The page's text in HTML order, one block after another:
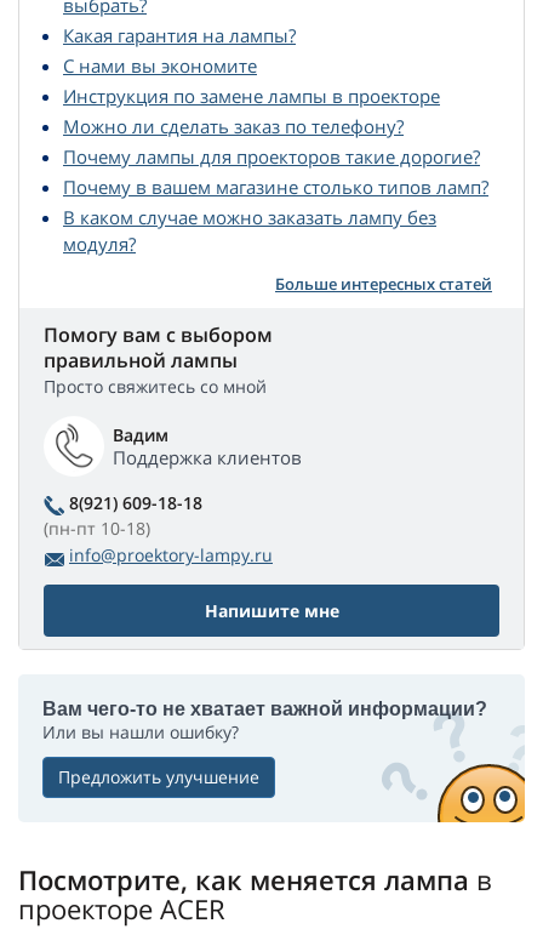
выбрать?
Какая гарантия на лампы?
С нами вы экономите
Инструкция по замене лампы в проекторе
Можно ли сделать заказ по телефону?
Почему лампы для проекторов такие дорогие?
Почему в вашем магазине столько типов ламп?
В каком случае можно заказать лампу без
модуля?
Больше интересных статей
Помогу вам с выбором
правильной лампы
Просто свяжитесь со мной
Вадим
Поддержка клиентов
8(921) 609-18-18
(пн-пт 10-18)
info@proektory-lampy.ru
Напишите мне
Вам чего-то не хватает важной информации?
Или вы нашли ошибку?
Предложить улучшение
Посмотрите, как меняется лампа в
проекторе ACER